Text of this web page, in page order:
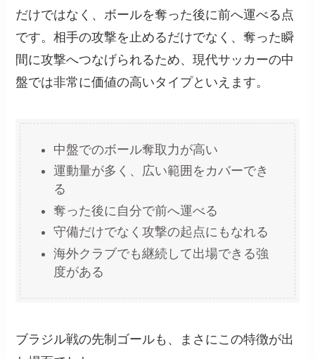
だけではなく、ボールを奪った後に前へ運べる点
です。相手の攻撃を止めるだけでなく、奪った瞬
間に攻撃へつなげられるため、現代サッカーの中
盤では非常に価値の高いタイプといえます。
中盤でのボール奪取力が高い
運動量が多く、広い範囲をカバーでき
る
奪った後に自分で前へ運べる
守備だけでなく攻撃の起点にもなれる
海外クラブでも継続して出場できる強
度がある
ブラジル戦の先制ゴールも、まさにこの特徴が出